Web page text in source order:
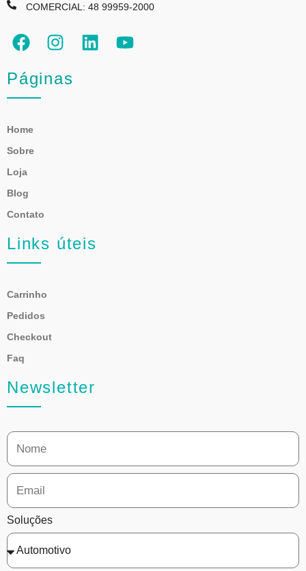
COMERCIAL: 48 99959-2000
Páginas
Home
Sobre
Loja
Blog
Contato
Links úteis
Carrinho
Pedidos
Checkout
Faq
Newsletter
Soluções